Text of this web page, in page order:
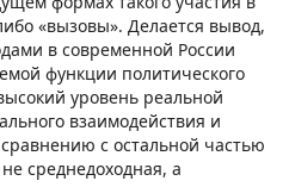
«вызовы». Делается вывод,
в современной России
функции политического
уровень реальной
взаимодействия и
с остальной частью
среднедоходная, а